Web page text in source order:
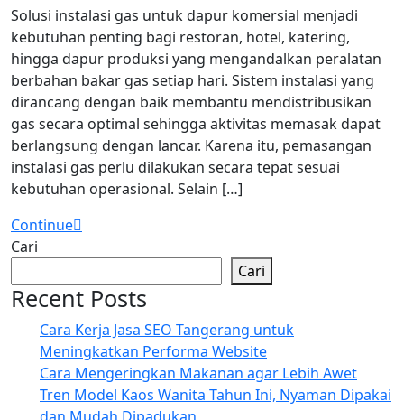
Solusi instalasi gas untuk dapur komersial menjadi
kebutuhan penting bagi restoran, hotel, katering,
hingga dapur produksi yang mengandalkan peralatan
berbahan bakar gas setiap hari. Sistem instalasi yang
dirancang dengan baik membantu mendistribusikan
gas secara optimal sehingga aktivitas memasak dapat
berlangsung dengan lancar. Karena itu, pemasangan
instalasi gas perlu dilakukan secara tepat sesuai
kebutuhan operasional. Selain […]
Continue
Cari
Cari
Recent Posts
Cara Kerja Jasa SEO Tangerang untuk
Meningkatkan Performa Website
Cara Mengeringkan Makanan agar Lebih Awet
Tren Model Kaos Wanita Tahun Ini, Nyaman Dipakai